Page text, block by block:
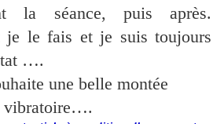
la séance, puis après.
je le fais et je suis toujours
….
une belle montée
vibratoire….